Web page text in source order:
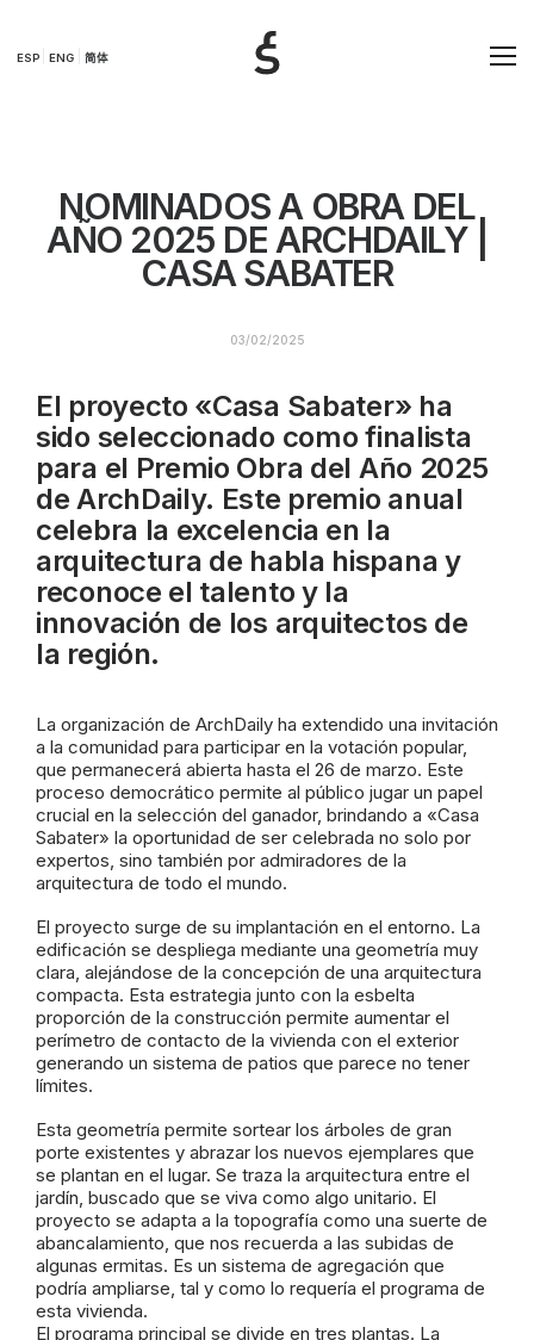
ESP ENG 简体
NOMINADOS A OBRA DEL
AÑO 2025 DE ARCHDAILY |
CASA SABATER
03/02/2025
El proyecto «Casa Sabater» ha
sido seleccionado como finalista
para el Premio Obra del Año 2025
de ArchDaily. Este premio anual
celebra la excelencia en la
arquitectura de habla hispana y
reconoce el talento y la
innovación de los arquitectos de
la región.
La organización de ArchDaily ha extendido una invitación
a la comunidad para participar en la votación popular,
que permanecerá abierta hasta el 26 de marzo. Este
proceso democrático permite al público jugar un papel
crucial en la selección del ganador, brindando a «Casa
Sabater» la oportunidad de ser celebrada no solo por
expertos, sino también por admiradores de la
arquitectura de todo el mundo.
El proyecto surge de su implantación en el entorno. La
edificación se despliega mediante una geometría muy
clara, alejándose de la concepción de una arquitectura
compacta. Esta estrategia junto con la esbelta
proporción de la construcción permite aumentar el
perímetro de contacto de la vivienda con el exterior
generando un sistema de patios que parece no tener
límites.
Esta geometría permite sortear los árboles de gran
porte existentes y abrazar los nuevos ejemplares que
se plantan en el lugar. Se traza la arquitectura entre el
jardín, buscado que se viva como algo unitario. El
proyecto se adapta a la topografía como una suerte de
abancalamiento, que nos recuerda a las subidas de
algunas ermitas. Es un sistema de agregación que
podría ampliarse, tal y como lo requería el programa de
esta vivienda.
El programa principal se divide en tres plantas. La